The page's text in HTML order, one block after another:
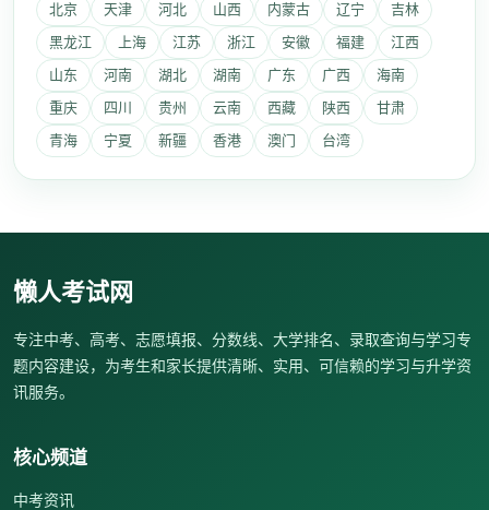
北京 天津 河北 山西 内蒙古 辽宁
吉林
黑龙江
上海 江苏 浙江 安徽 福建
江西
山东
河南 湖北 湖南 广东 广西
海南
重庆
四川 贵州 云南 西藏 陕西
甘肃
青海
宁夏 新疆 香港 澳门 台湾
懒人考试网
专注中考、高考、志愿填报、分数线、大学排名、录取查询与学习专
题内容建设，为考生和家长提供清晰、实用、可信赖的学习与升学资
讯服务。
核心频道
中考资讯